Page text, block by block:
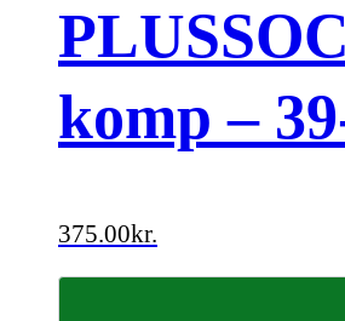
komp –
375.00kr.